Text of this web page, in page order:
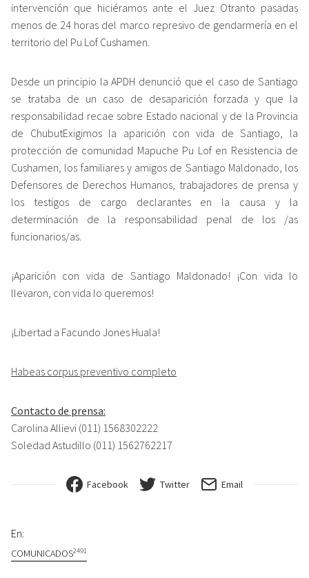
intervención que hiciéramos ante el Juez Otranto pasadas
menos de 24 horas del marco represivo de gendarmería en el
territorio del Pu Lof Cushamen.
Desde un principio la APDH denunció que el caso de Santiago
se trataba de un caso de desaparición forzada y que la
responsabilidad recae sobre Estado nacional y de la Provincia
de ChubutExigimos la aparición con vida de Santiago, la
protección de comunidad Mapuche Pu Lof en Resistencia de
Cushamen, los familiares y amigos de Santiago Maldonado, los
Defensores de Derechos Humanos, trabajadores de prensa y
los testigos de cargo declarantes en la causa y la
determinación de la responsabilidad penal de los /as
funcionarios/as.
¡Aparición con vida de Santiago Maldonado! ¡Con vida lo
llevaron, con vida lo queremos!
¡Libertad a Facundo Jones Huala!
Habeas corpus preventivo completo
Contacto de prensa:
Carolina Allievi (011) 1568302222
Soledad Astudillo (011) 1562762217
Facebook Twitter Email
En:
COMUNICADOS2491